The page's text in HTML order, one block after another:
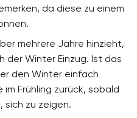
da diese zu einem
mehrere Jahre hinzieht,
der Winter Einzug. Ist das
den Winter einfach
Frühling zurück, sobald
sich zu zeigen.